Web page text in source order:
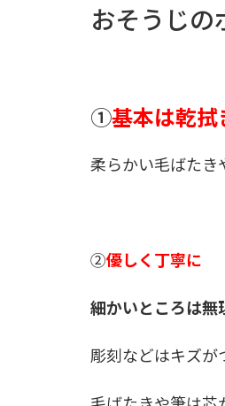
おそうじの
①基本は乾拭
柔らかい毛ばたき
②優しく丁寧に
細かいところは無
彫刻などはキズが